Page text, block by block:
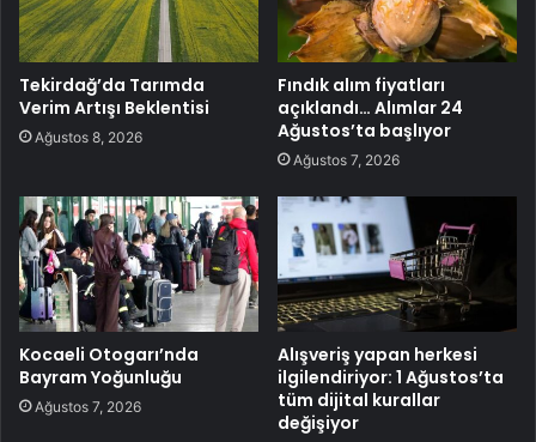
Tekirdağ’da Tarımda
Verim Artışı Beklentisi
Ağustos 8, 2026
Fındık alım fiyatları
açıklandı… Alımlar 24
Ağustos’ta başlıyor
Ağustos 7, 2026
Kocaeli Otogarı’nda
Bayram Yoğunluğu
Ağustos 7, 2026
Alışveriş yapan herkesi
ilgilendiriyor: 1 Ağustos’ta
tüm dijital kurallar
değişiyor